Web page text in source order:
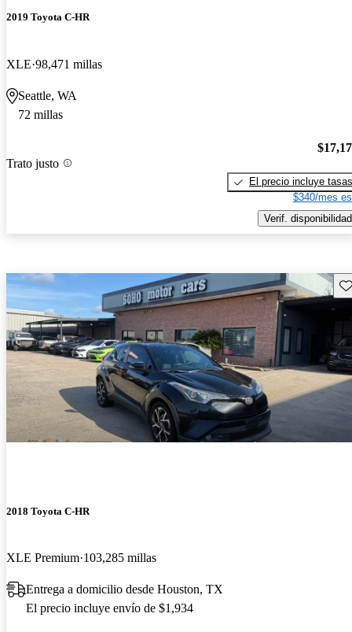
2019 Toyota C-HR
XLE 98,471 millas
Seattle, WA
72 millas
Trato justo
El precio incluye tasas
$340/mes
Verif. disponibilidad
2018 Toyota C-HR
XLE Premium 103,285 millas
Entrega a domicilio desde Houston, TX
El precio incluye envío de $1,934